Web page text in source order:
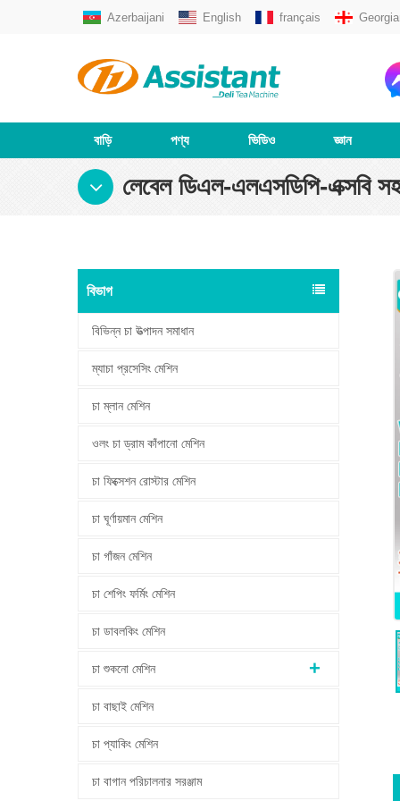
Azerbaijani English français
বাড়ি পণ্য ভিডিও জ্ঞান
লেবেল ডিএল-এলএসডিপি-এক্সবি
বিভাগ
বিভিন্ন চা উত্পাদন সমাধান
ম্যাচা প্রসেসিং মেশিন
চা ম্লান মেশিন
ওলং চা ড্রাম কাঁপানো মেশিন
চা ফিক্সেশন রোস্টার মেশিন
চা ঘূর্ণায়মান মেশিন
চা গাঁজন মেশিন
চা শেপিং ফর্মিং মেশিন
চা ডাবলকিং মেশিন
চা শুকনো মেশিন
চা বাছাই মেশিন
চা প্যাকিং মেশিন
চা বাগান পরিচালনার সরঞ্জাম